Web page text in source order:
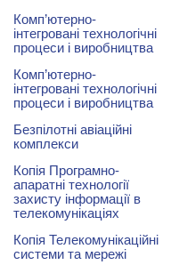
Комп’ютерно-
інтегровані технологічні
процеси і виробництва
Комп’ютерно-
інтегровані технологічні
процеси і виробництва
Безпілотні авіаційні
комплекси
Копія Програмно-
апаратні технології
захисту інформації в
телекомунікаціях
Копія Телекомунікаційні
системи та мережі